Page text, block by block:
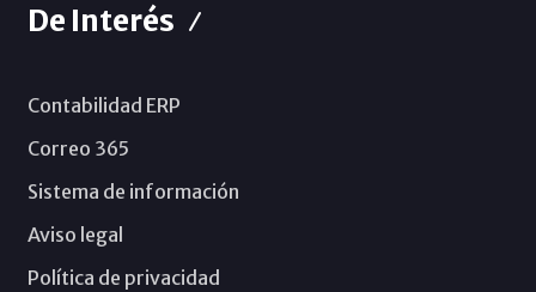
De Interés
Contabilidad ERP
Correo 365
Sistema de información
Aviso legal
Política de privacidad